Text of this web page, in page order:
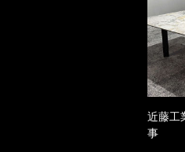
近藤工
事